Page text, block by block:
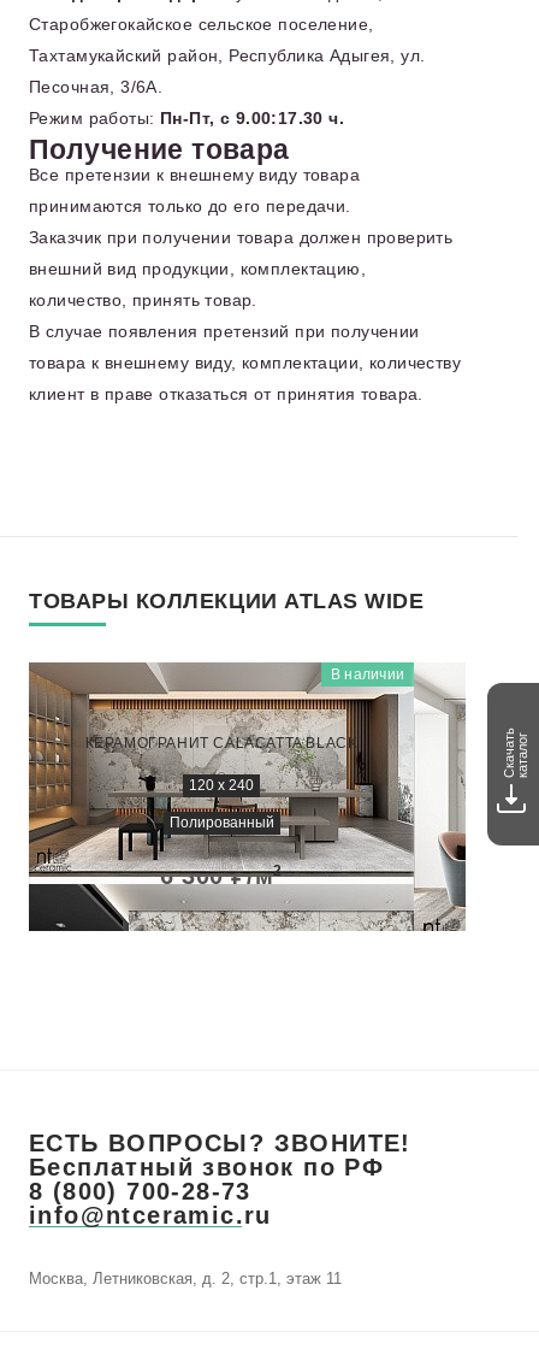
Старобжегокайское сельское поселение,
Тахтамукайский район, Республика Адыгея, ул.
Песочная, 3/6А.
Режим работы: Пн-Пт, с 9.00:17.30 ч.
Получение товара
Все претензии к внешнему виду товара
принимаются только до его передачи.
Заказчик при получении товара должен проверить
внешний вид продукции, комплектацию,
количество, принять товар.
В случае появления претензий при получении
товара к внешнему виду, комплектации, количеству
клиент в праве отказаться от принятия товара.
ТОВАРЫ КОЛЛЕКЦИИ ATLAS WIDE
В наличии
NTT3012P
КЕРАМОГРАНИТ CALACATTA BLACK
120 х 240
Полированный
6 300 ₽/м2
Скачатькаталог
ЕСТЬ ВОПРОСЫ? ЗВОНИТЕ!
Бесплатный звонок по РФ
8 (800) 700-28-73
info@ntceramic.ru
Москва, Летниковская, д. 2, стр.1, этаж 11